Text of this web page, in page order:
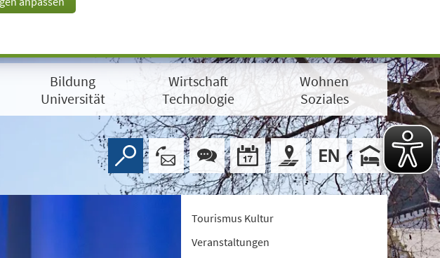
Bildung
Universität
Wirtschaft
Technologie
Wohnen
Soziales
Tourismus Kultur
Veranstaltungen